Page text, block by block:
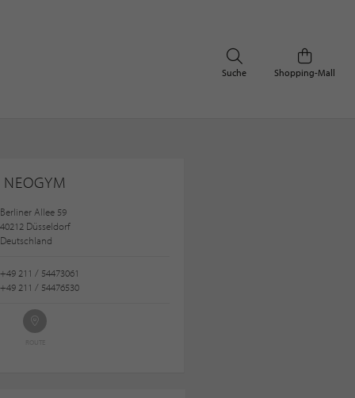
Shopping-Mall
Suche
NEOGYM
Berliner Allee 59
40212 Düsseldorf
Deutschland
+49 211 / 54473061
+49 211 / 54476530